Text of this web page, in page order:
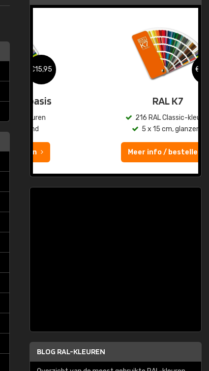
€15,95
216 RAL Classic-kleuren
5 x 15 cm, glanzend
Meer info / bestellen
BLOG RAL-KLEUREN